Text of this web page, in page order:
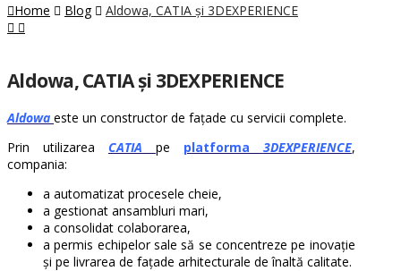
Home
Blog Aldowa, CATIA și 3DEXPERIENCE
Aldowa, CATIA și 3DEXPERIENCE
Aldowa este un constructor de fațade cu servicii complete.
Prin utilizarea CATIA pe platforma 3DEXPERIENCE,
compania:
a automatizat procesele cheie,
a gestionat ansambluri mari,
a consolidat colaborarea,
a permis echipelor sale să se concentreze pe inovație
și pe livrarea de fațade arhitecturale de înaltă calitate.